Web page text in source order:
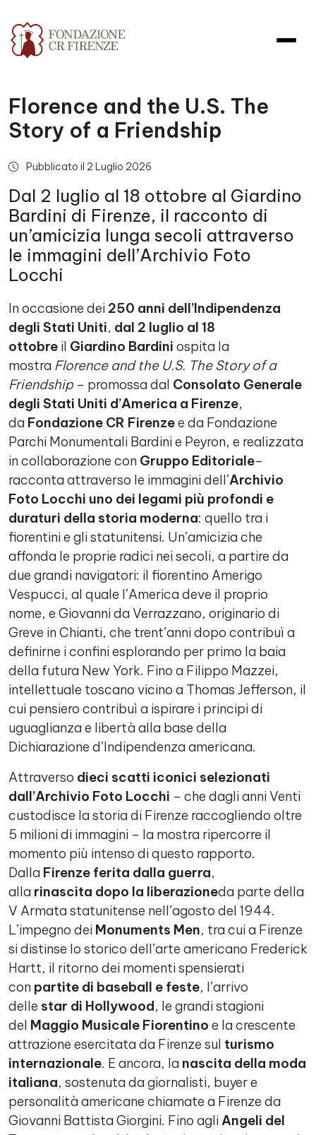
Florence and the U.S. The
Story of a Friendship
Pubblicato il 2 Luglio 2026
Dal 2 luglio al 18 ottobre al Giardino
Bardini di Firenze, il racconto di
un’amicizia lunga secoli attraverso
le immagini dell’Archivio Foto
Locchi
In occasione dei 250 anni dell’Indipendenza
degli Stati Uniti, dal 2 luglio al 18
ottobre il Giardino Bardini ospita la
mostra Florence and the U.S. The Story of a
Friendship– promossa dal Consolato Generale
degli Stati Uniti d’America a Firenze,
da Fondazione CR Firenzee da Fondazione
Parchi Monumentali Bardini e Peyron, e realizzata
in collaborazione con Gruppo Editoriale–
racconta attraverso le immagini dell’Archivio
Foto Locchi uno dei legami più profondi e
duraturi della storia moderna: quello tra i
fiorentini e gli statunitensi. Un’amicizia che
affonda le proprie radici nei secoli, a partire da
due grandi navigatori: il fiorentino Amerigo
Vespucci, al quale l’America deve il proprio
nome, e Giovanni da Verrazzano, originario di
Greve in Chianti, che trent’anni dopo contribuì a
definirne i confini esplorando per primo la baia
della futura New York. Fino a Filippo Mazzei,
intellettuale toscano vicino a Thomas Jefferson, il
cui pensiero contribuì a ispirare i principi di
uguaglianza e libertà alla base della
Dichiarazione d’Indipendenza americana.
Attraverso dieci scatti iconici selezionati
dall’Archivio Foto Locchi – che dagli anni Venti
custodisce la storia di Firenze raccogliendo oltre
5 milioni di immagini – la mostra ripercorre il
momento più intenso di questo rapporto.
Dalla Firenze ferita dalla guerra,
alla rinascita dopo la liberazioneda parte della
V Armata statunitense nell’agosto del 1944.
L’impegno dei Monuments Men, tra cui a Firenze
si distinse lo storico dell’arte americano Frederick
Hartt, il ritorno dei momenti spensierati
con partite di baseball e feste, l’arrivo
delle star di Hollywood, le grandi stagioni
del Maggio Musicale Fiorentino e la crescente
attrazione esercitata da Firenze sul turismo
internazionale. E ancora, la nascita della moda
italiana, sostenuta da giornalisti, buyer e
personalità americane chiamate a Firenze da
Giovanni Battista Giorgini. Fino agli Angeli del